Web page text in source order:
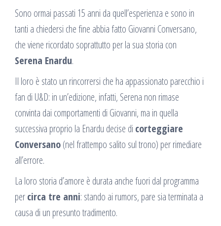
Sono ormai passati 15 anni da quell’esperienza e sono in
tanti a chiedersi che fine abbia fatto Giovanni Conversano,
che viene ricordato soprattutto per la sua storia con
Serena Enardu.
Il loro è stato un rincorrersi che ha appassionato parecchio i
fan di U&D: in un’edizione, infatti, Serena non rimase
convinta dai comportamenti di Giovanni, ma in quella
successiva proprio la Enardu decise di corteggiare
Conversano(nel frattempo salito sul trono) per rimediare
all’errore.
La loro storia d’amore è durata anche fuori dal programma
percirca tre anni: stando ai rumors, pare sia terminata a
causa di un presunto tradimento.